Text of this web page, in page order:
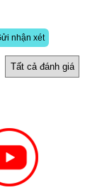
nhận xét